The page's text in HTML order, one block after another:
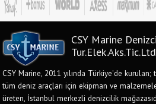
CSY Marine
CSY Marine, 2011 yılında Türkiye'de kurulan;
tüm deniz araçları için ekipman ve
üreten, İstanbul merkezli denizcilik